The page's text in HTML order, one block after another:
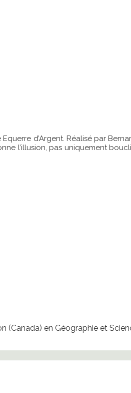
d’Argent. Réalisé par
l’illusion, pas uniquement
(Canada) en Géographie et